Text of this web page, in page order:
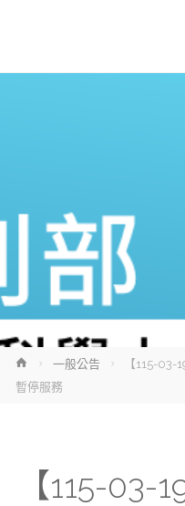
Home一般公告
【115-
暫停服務
【115-03-